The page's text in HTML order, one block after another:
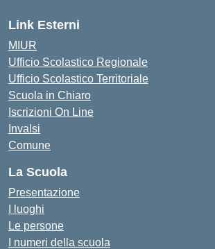
Link Esterni
MIUR
Ufficio Scolastico Regionale
Ufficio Scolastico Territoriale
Scuola in Chiaro
Iscrizioni On Line
Invalsi
Comune
La Scuola
Presentazione
I luoghi
Le persone
I numeri della scuola